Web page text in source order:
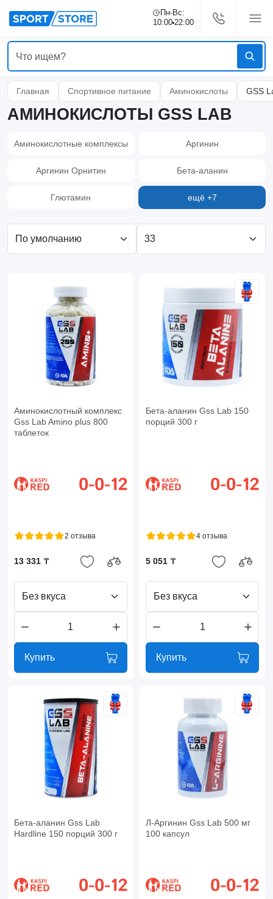
Пн-Вс:
10:00 22:00
Главная Спортивное питание Аминокислоты GSS
АМИНОКИСЛОТЫ GSS LAB
Аминокислотные комплексы Аргинин
Аргинин Орнитин Бета-аланин
Глютамин ещё +7
Аминокислотный комплекс
Gss Lab Amino plus 800
таблеток
2 отзыва
13 331 ₸
Без вкуса
Купить
Бета-аланин Gss Lab 150
порций 300 г
4 отзыва
5 051 ₸
Без вкуса
Купить
Бета-аланин Gss Lab
Hardline 150 порций 300 г
Л-Аргинин Gss Lab 500 мг
100 капсул